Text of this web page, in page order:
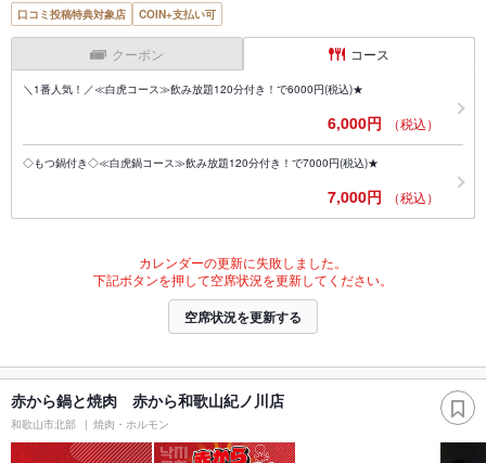
口コミ投稿特典対象店 COIN+支払い可
クーポン コース
＼1番人気！／≪白虎コース≫飲み放題120分付き！で6000円(税込)★
6,000円 （税込）
◇もつ鍋付き◇≪白虎鍋コース≫飲み放題120分付き！で7000円(税込)★
7,000円 （税込）
カレンダーの更新に失敗しました。
下記ボタンを押して空席状況を更新してください。
空席状況を更新する
赤から鍋と焼肉 赤から和歌山紀ノ川店
和歌山市北部 焼肉・ホルモン